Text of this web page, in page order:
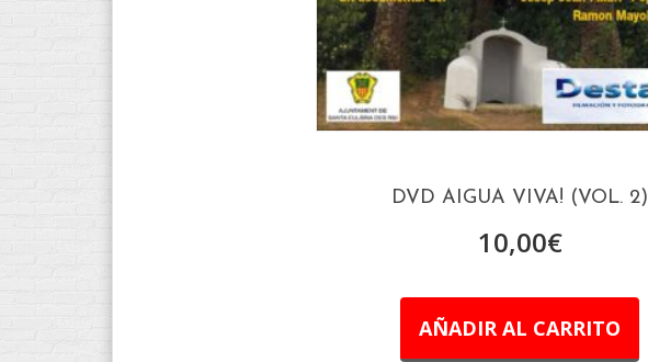
DVD AIGUA VIVA! (VOL. 2)
10,00€
AÑADIR AL CARRITO